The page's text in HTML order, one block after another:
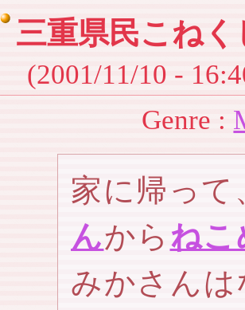
三重県民こね
(2001/11/10 -
Genre :
家に帰っ
んから ねこ
みかさん